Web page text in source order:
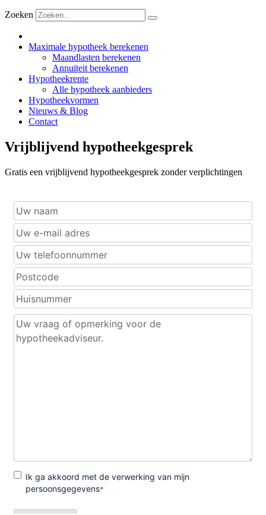
Zoeken
Maximale hypotheek berekenen
Maandlasten berekenen
Annuïteit berekenen
Hypotheekrente
Alle hypotheek aanbieders
Hypotheekvormen
Nieuws & Blog
Contact
Vrijblijvend hypotheekgesprek
Gratis een vrijblijvend hypotheekgesprek zonder verplichtingen